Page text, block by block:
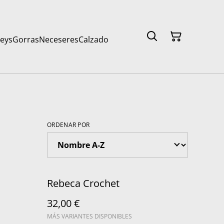
GorrasNeceseresCalzado
ORDENAR POR
Rebeca Crochet
32,00 €
MÁS VARIANTES DISPONIBLES